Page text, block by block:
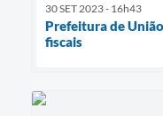
30 SET 2023 - 16h43
Prefeitura de
fiscais